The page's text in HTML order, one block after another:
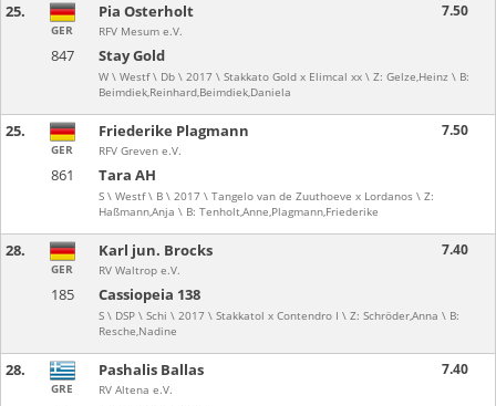
25.
847 Stay Gold
W \ Westf \ Db \ 2017 \ Stakkato Gold x Elimcal xx \ Z: Gelze,Heinz \ B:
Beimdiek,Reinhard,Beimdiek,Daniela
GER
Pia Osterholt
RFV Mesum e.V.
7.50
25.
861 Tara AH
S \ Westf \ B \ 2017 \ Tangelo van de Zuuthoeve x Lordanos \ Z:
Haßmann,Anja \ B: Tenholt,Anne,Plagmann,Friederike
GER
Friederike Plagmann
RFV Greven e.V.
7.50
28.
185 Cassiopeia 138
S \ DSP \ Schi \ 2017 \ Stakkatol x Contendro I \ Z: Schröder,Anna \ B:
Resche,Nadine
GER
Karl jun. Brocks
RV Waltrop e.V.
7.40
28.
GRE
Pashalis Ballas
RV Altena e.V.
7.40